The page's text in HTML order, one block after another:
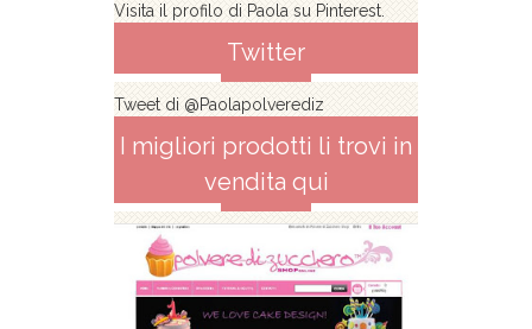
Visita il profilo di Paola su Pinterest.
Twitter
Tweet di @Paolapolverediz
I migliori prodotti li trovi in
vendita qui